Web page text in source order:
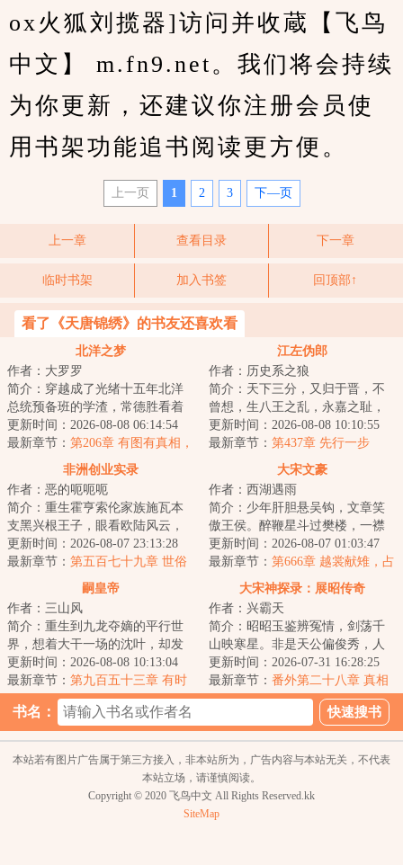
ox火狐刘揽器]访问并收蔵【飞鸟
中文】 m.fn9.net。我们将会持续
为你更新，还建议你注册会员使
用书架功能追书阅读更方便。
上一页 1 2 3 下—页
上一章 查看目录 下一章
临时书架 加入书签 回顶部↑
看了《天唐锦绣》的书友还喜欢看
北洋之梦
作者：大罗罗
简介：穿越成了光绪十五年北洋
总统预备班的学渣，常德胜看着
自己的一众好同学：冯国璋、段
祺瑞、曹锟、王...
更新时间：2026-08-08 06:14:54
最新章节： 第206章 有图有真相，
亲爸爸，可不能让李鸿章赢太
多！（求月票）
江左伪郎
作者：历史系之狼
简介：天下三分，又归于晋，不
曾想，生八王之乱，永嘉之耻，
五胡乱华，北国沦陷，衣冠南
渡。为了求得一口...
更新时间：2026-08-08 10:10:55
最新章节： 第437章 先行一步
非洲创业实录
作者：恶的呃呃呃
简介：重生霍亨索伦家族施瓦本
支黑兴根王子，眼看欧陆风云，
大战将起，这欧陆不待也罢。东
非圈地，移民开...
更新时间：2026-08-07 23:13:28
最新章节： 第五百七十九章 世俗
大宋文豪
作者：西湖遇雨
简介：少年肝胆悬吴钩，文章笑
傲王侯。醉鞭星斗过樊楼，一襟
唐气象，半卷宋风流！...
更新时间：2026-08-07 01:03:47
最新章节： 第666章 越裳献雉，占
城输稻
嗣皇帝
作者：三山风
简介：重生到九龙夺嫡的平行世
界，想着大干一场的沈叶，却发
现自己竟然成了被群起而攻之的
太子。知道太子...
更新时间：2026-08-08 10:13:04
最新章节： 第九百五十三章 有时
候，我和父皇是一样的人
大宋神探录：展昭传奇
作者：兴霸天
简介：昭昭玉鉴辨冤情，剑荡千
山映寒星。非是天公偏俊秀，人
间必要此光明。展昭的神探之
路，自大相国寺开...
更新时间：2026-07-31 16:28:25
最新章节： 番外第二十八章 真相
与结局（中）
书名：
本站若有图片广告属于第三方接入，非本站所为，广告内容与本站无关，不代表
本站立场，请谨慎阅读。
Copyright © 2020 飞鸟中文 All Rights Reserved.kk
SiteMap